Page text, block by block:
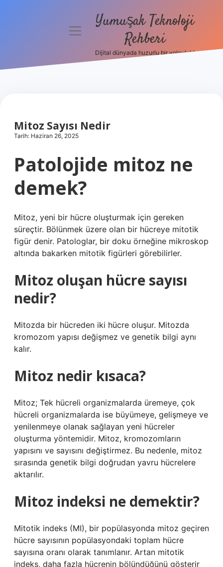
menüyüYumuşak Teknoloji
Rehberi
Dijital dünyada huzurlu bir yolculuk!
Mitoz Sayısı Nedir
Tarih: Haziran 26, 2025
Patolojide mitoz ne
demek?
Mitoz, yeni bir hücre oluşturmak için gereken
süreçtir. Bölünmek üzere olan bir hücreye mitotik
figür denir. Patologlar, bir doku örneğine mikroskop
altında bakarken mitotik figürleri görebilirler.
Mitoz oluşan hücre sayısı
nedir?
Mitozda bir hücreden iki hücre oluşur. Mitozda
kromozom yapısı değişmez ve genetik bilgi aynı
kalır.
Mitoz nedir kısaca?
Mitoz; Tek hücreli organizmalarda üremeye, çok
hücreli organizmalarda ise büyümeye, gelişmeye ve
yenilenmeye olanak sağlayan yeni hücreler
oluşturma yöntemidir. Mitoz, kromozomların
yapısını ve sayısını değiştirmez. Bu nedenle, mitoz
sırasında genetik bilgi doğrudan yavru hücrelere
aktarılır.
Mitoz indeksi ne demektir?
Mitotik indeks (MI), bir popülasyonda mitoz geçiren
hücre sayısının popülasyondaki toplam hücre
sayısına oranı olarak tanımlanır. Artan mitotik
indeks, daha fazla hücrenin bölündüğünü gösterir